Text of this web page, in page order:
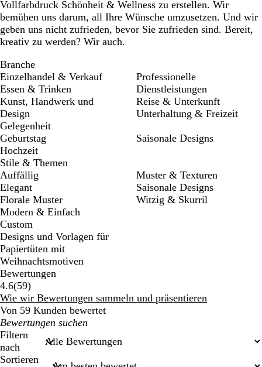
Vollfarbdruck Schönheit & Wellness zu erstellen. Wir
bemühen uns darum, all Ihre Wünsche umzusetzen. Und wir
geben uns nicht zufrieden, bevor Sie zufrieden sind. Bereit,
kreativ zu werden? Wir auch.
Branche
Einzelhandel & Verkauf
Essen & Trinken
Kunst, Handwerk und
Design
Professionelle
Dienstleistungen
Reise & Unterkunft
Unterhaltung & Freizeit
Gelegenheit
Geburtstag
Hochzeit
Saisonale Designs
Stile & Themen
Auffällig
Elegant
Florale Muster
Modern & Einfach
Muster & Texturen
Saisonale Designs
Witzig & Skurril
Custom
Designs und Vorlagen für
Papiertüten mit
Weihnachtsmotiven
Bewertungen
4.6(5959
Bewertungen
)
Wie wir Bewertungen sammeln und präsentieren
Von 59 Kunden bewertet
Meine
Sucheingaben
Filtern
nach
Sortieren